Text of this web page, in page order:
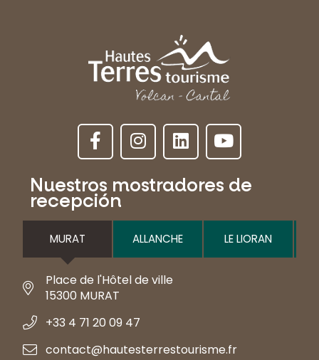
Nuestros mostradores de
recepción
MURAT ALLANCHE LE LIORAN
Place de l'Hôtel de ville
15300 MURAT
+33 4 71 20 09 47
contact@hautesterrestourisme.fr